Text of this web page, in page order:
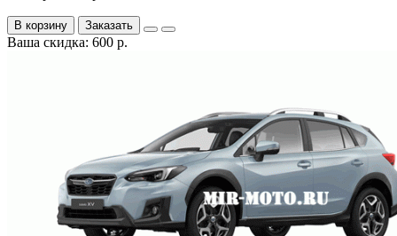
В корзину Заказать
Ваша скидка: 600 р.